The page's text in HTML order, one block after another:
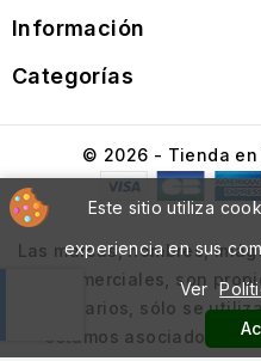
Información
Categorías
Este sitio utiliza
experiencia en sus
Ver
© 2026 - Tienda en
Las marcas, nombres,
comerciales, son
propietarios, sólo se
estamos asociados con